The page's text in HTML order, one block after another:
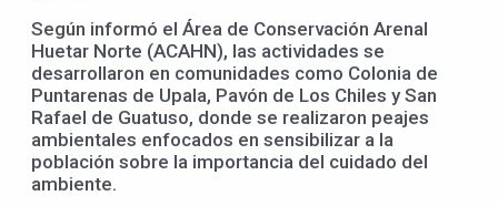
Según informó el Área de Conservación Arenal
Huetar Norte (ACAHN), las actividades se
desarrollaron en comunidades como Colonia de
Puntarenas de Upala, Pavón de Los Chiles y San
Rafael de Guatuso, donde se realizaron peajes
ambientales enfocados en sensibilizar a la
población sobre la importancia del cuidado del
ambiente.